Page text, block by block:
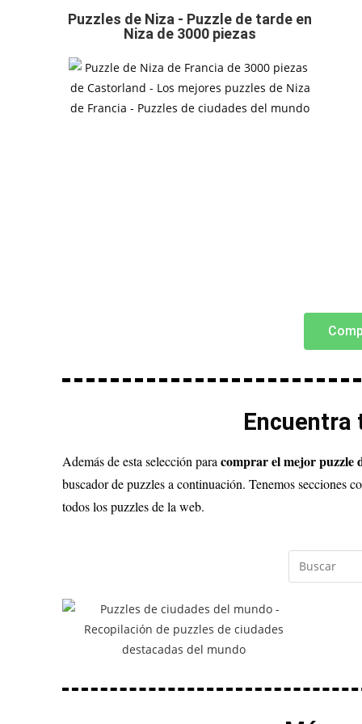
Puzzles de Niza - Puzzle de tarde en
Niza de 3000 piezas
Además de esta selección paracomprar el mejor puzzle
buscador de puzzles a continuación. Tenemos secciones
todos los puzzles de la web.